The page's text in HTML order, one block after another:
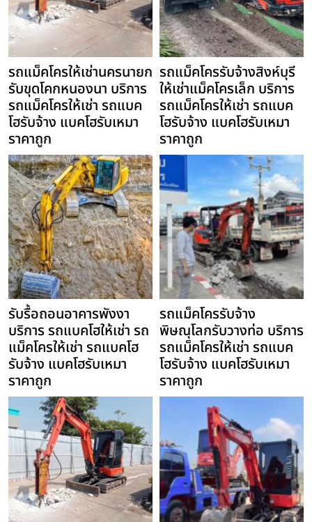
รถแม็คโครให้เช่านครนายก
รับขุดโคกหนองนา บริการ
รถแม็คโครให้เช่า รถแบค
โฮรับจ้าง แบคโฮรับเหมา
ราคาถูก
รถแม็คโครรับจ้างสิงห์บุรี
ให้เช่าแม็คโครเล็ก บริการ
รถแม็คโครให้เช่า รถแบค
โฮรับจ้าง แบคโฮรับเหมา
ราคาถูก
รับรื้อถอนอาคารพังงา
บริการ รถแบคโฮให้เช่า รถ
แม็คโครให้เช่า รถแบคโฮ
รับจ้าง แบคโฮรับเหมา
ราคาถูก
รถแม็คโครรับจ้าง
พิษณุโลกรับวางท่อ บริการ
รถแม็คโครให้เช่า รถแบค
โฮรับจ้าง แบคโฮรับเหมา
ราคาถูก